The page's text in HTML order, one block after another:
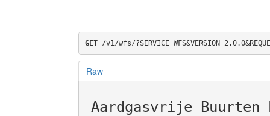
GET /v1/wfs/
Raw
Aardgasvrije